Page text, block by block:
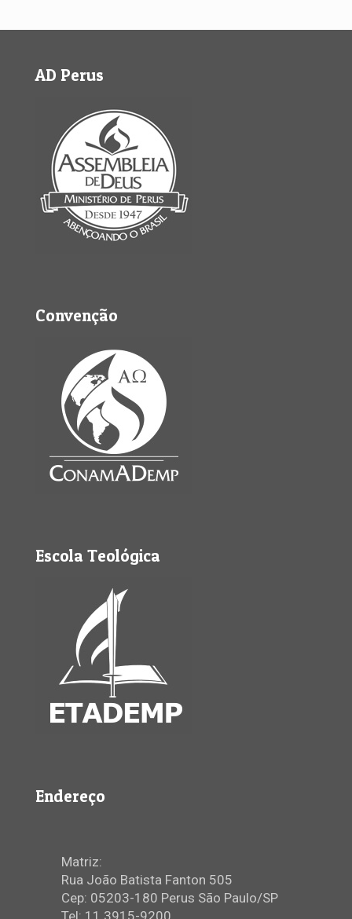
AD Perus
Convenção
Escola Teológica
Endereço
Matriz:
Rua João Batista Fanton 505
Cep: 05203-180 Perus São Paulo/SP
Tel: 11 3915-9200